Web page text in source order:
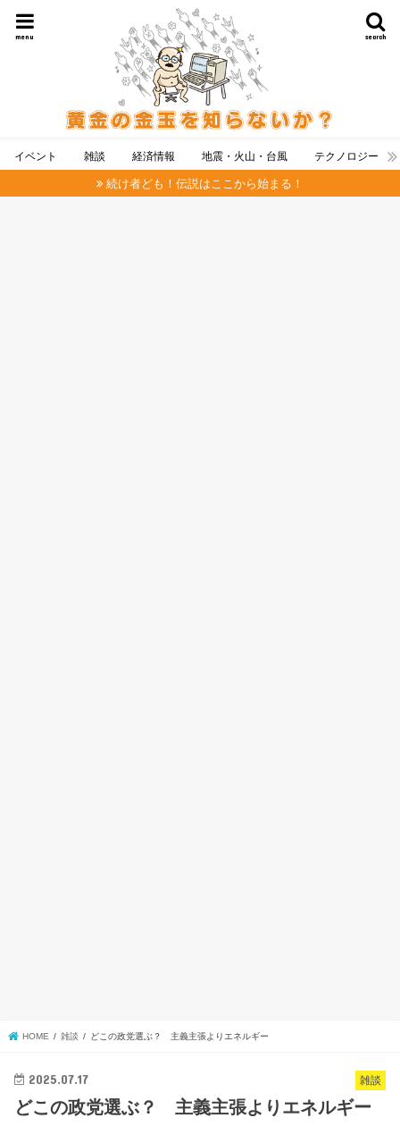
search
menu
イベント 雑談 経済情報 地震・火山・台風 テクノロジー
続け者ども！伝説はここから始まる！
HOME 雑談 どこの政党選ぶ？ 主義主張よりエネルギー
雑談
2025.07.17
どこの政党選ぶ？ 主義主張よりエネルギー